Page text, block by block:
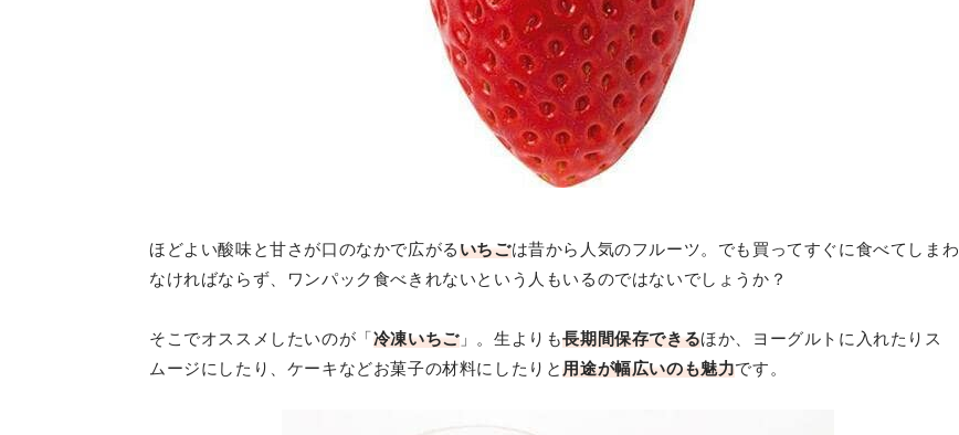
ほどよい酸味と甘さが口のなかで広がるいちごは昔から人気のフルーツ。でも買ってすぐに食べてしまわ
なければならず、ワンパック食べきれないという人もいるのではないでしょうか？
そこでオススメしたいのが「冷凍いちご」。生よりも長期間保存できるほか、ヨーグルトに入れたりス
ムージにしたり、ケーキなどお菓子の材料にしたりと用途が幅広いのも魅力です。